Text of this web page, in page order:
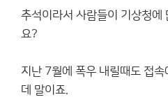
추석이라서 사람들이 기상청에
요?
지난 7월에 폭우 내릴때도 접
데 말이죠.